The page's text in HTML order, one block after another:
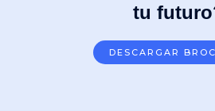
tu
DESCARGAR